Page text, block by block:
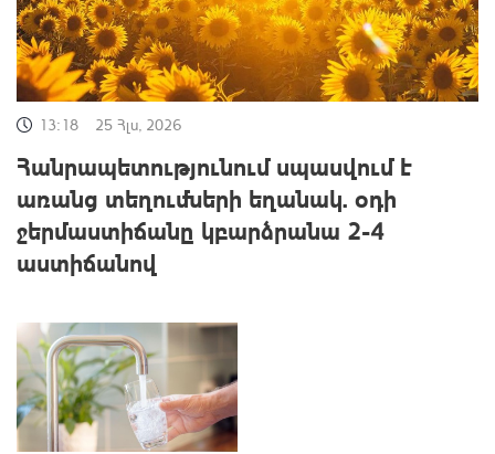
13:18 25 Հլս, 2026
Հանրապետությունում սպասվում է
առանց տեղումների եղանակ. oդի
ջերմաստիճանը կբարձրանա 2-4
աստիճանով